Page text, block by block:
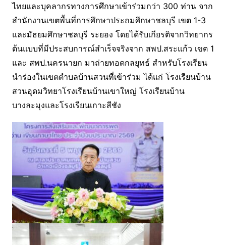
ไทยและบุคลากรทางการศึกษาเข้าร่วมกว่า 300 ท่าน จาก
สำนักงานเขตพื้นที่การศึกษาประถมศึกษาชลบุรี เขต 1-3
และมัธยมศึกษาชลบุรี ระยอง โดยได้รับเกียรติจากวิทยากร
ต้นแบบที่มีประสบการณ์สำเร็จจริงจาก สพป.สระแก้ว เขต 1
และ สพป.นครนายก มาถ่ายทอดกลยุทธ์ สำหรับโรงเรียน
นำร่องในเขตตำบลบ้านสวนที่เข้าร่วม ได้แก่ โรงเรียนบ้าน
สวนอุดมวิทยาโรงเรียนบ้านเขาใหญ่ โรงเรียนบ้าน
บางละมุงและโรงเรียนเกาะสีชัง